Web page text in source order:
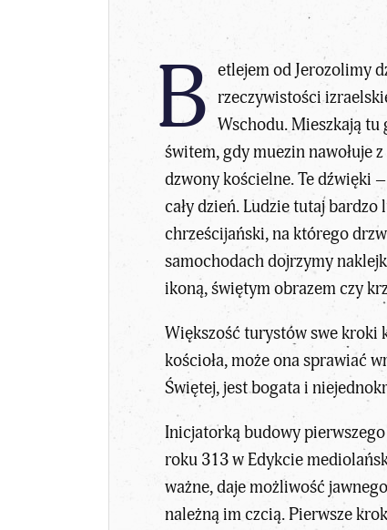
B etlejem od Jerozolimy
rzeczywistości
Wschodu. Mieszkają tu
świtem, gdy muezin nawołuje
dzwony kościelne. Te dźwięki
cały dzień. Ludzie tutaj
chrześcijański, na którego
samochodach dojrzymy
ikoną, świętym obrazem czy
Większość turystów swe kroki
kościoła, może ona sprawiać
Świętej, jest bogata i
Inicjatorką budowy
roku 313 w Edykcie
ważne, daje możliwość
należną im czcią. Pierwsze